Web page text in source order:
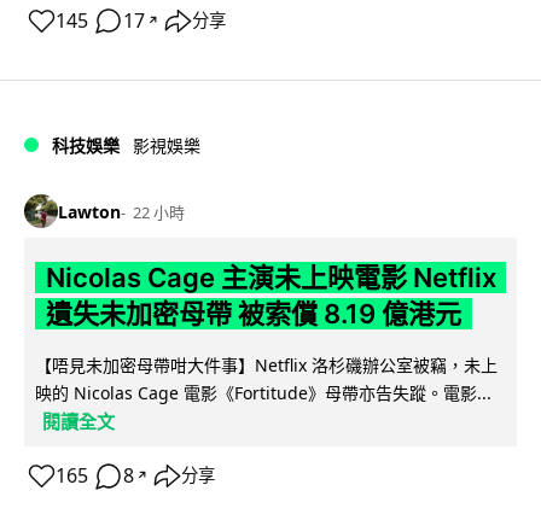
145 17 ↗ 分享
科技娛樂 影視娛樂
Lawton 22 小時
Nicolas Cage 主演未上映電影 Netflix
遺失未加密母帶 被索償 8.19 億港元
【唔見未加密母帶咁大件事】Netflix 洛杉磯辦公室被竊，未上
映的 Nicolas Cage 電影《Fortitude》母帶亦告失蹤。電影...
閱讀全文
165 8 ↗ 分享